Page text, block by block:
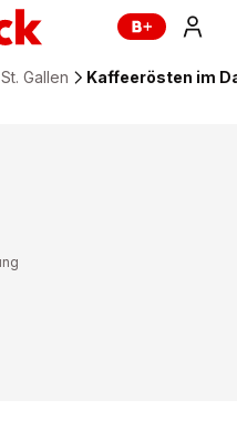
St. Gallen Kaffeerösten im